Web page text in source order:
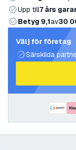
Upp till7 års
Betyg 9,1av30
Välj för företag
Särskilda